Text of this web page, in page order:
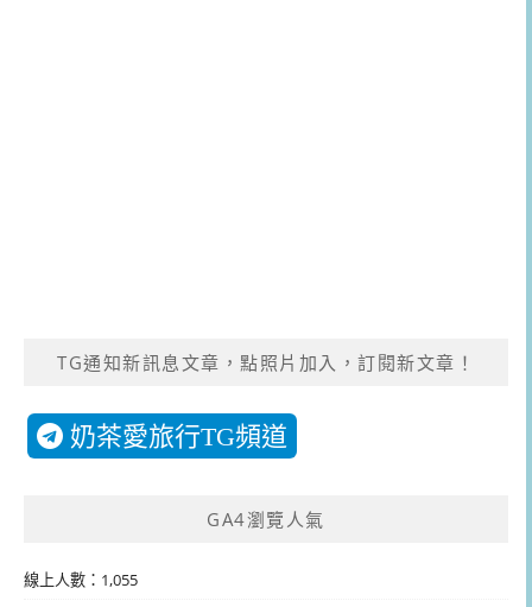
TG通知新訊息文章，點照片加入，訂閱新文章！
奶茶愛旅行TG頻道
GA4瀏覽人氣
線上人數：1,055